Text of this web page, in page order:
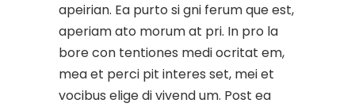
apeirian. Ea purto si gni ferum que est,
aperiam ato morum at pri. In pro la
bore con tentiones medi ocritat em,
mea et perci pit interes set, mei et
vocibus elige di vivend um. Post ea